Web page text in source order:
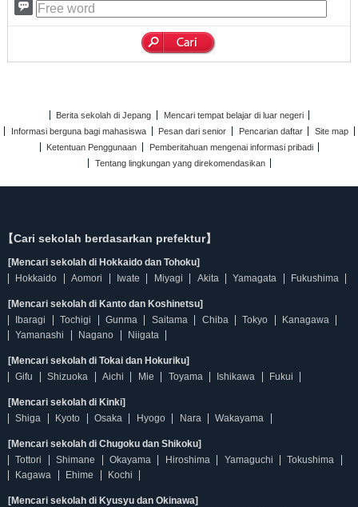
Berita sekolah di Jepang
Mencari tempat belajar di luar negeri
Informasi berguna bagi mahasiswa
Pesan dari senior Pencarian daftar
Site map
Ketentuan Penggunaan
Pemberitahuan mengenai informasi pribadi
Tentang lingkungan yang direkomendasikan
【Cari sekolah berdasarkan prefektur】
[Mencari sekolah di Hokkaido dan Tohoku]
Hokkaido
Aomori Iwate Miyagi Akita Yamagata Fukushima
[Mencari sekolah di Kanto dan Koshinetsu]
Ibaragi
Tochigi Gunma Saitama Chiba Tokyo
Kanagawa
Yamanashi
Nagano Niigata
[Mencari sekolah di Tokai dan Hokuriku]
Gifu
Shizuoka Aichi Mie Toyama Ishikawa Fukui
[Mencari sekolah di Kinki]
Shiga
Kyoto Osaka Hyogo Nara Wakayama
[Mencari sekolah di Chugoku dan Shikoku]
Tottori
Shimane Okayama Hiroshima Yamaguchi
Tokushima
Kagawa
Ehime Kochi
[Mencari sekolah di Kyusyu dan Okinawa]